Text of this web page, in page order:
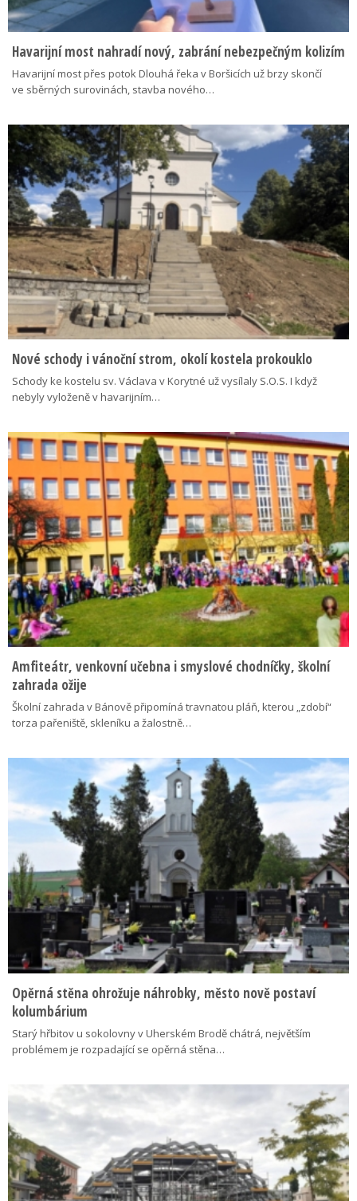
Havarijní most nahradí nový, zabrání nebezpečným kolizím
Havarijní most přes potok Dlouhá řeka v Boršicích už brzy skončí
ve sběrných surovinách, stavba nového…
Nové schody i vánoční strom, okolí kostela prokouklo
Schody ke kostelu sv. Václava v Korytné už vysílaly S.O.S. I když
nebyly vyloženě v havarijním…
Amfiteátr, venkovní učebna i smyslové chodníčky, školní
zahrada ožije
Školní zahrada v Bánově připomíná travnatou pláň, kterou „zdobí“
torza pařeniště, skleníku a žalostně…
Opěrná stěna ohrožuje náhrobky, město nově postaví
kolumbárium
Starý hřbitov u sokolovny v Uherském Brodě chátrá, největším
problémem je rozpadající se opěrná stěna…